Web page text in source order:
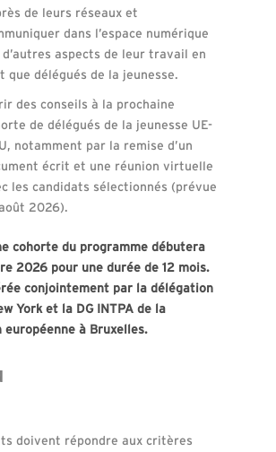
de leurs réseaux et
dans l’espace numérique
d’autres aspects de leur travail en
que délégués de la jeunesse.
des conseils à la prochaine
de délégués de la jeunesse UE-
notamment par la remise d’un
écrit et une réunion virtuelle
les candidats sélectionnés (prévue
2026).
cohorte du programme débutera
2026 pour une durée de 12 mois.
conjointement par la délégation
York et la DG INTPA de la
européenne à Bruxelles.
doivent répondre aux critères